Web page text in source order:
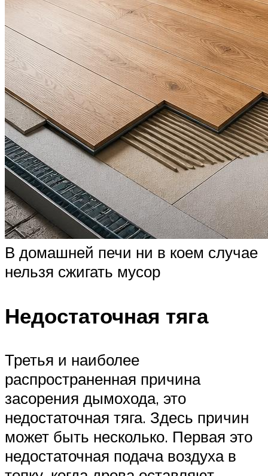
В домашней печи ни в коем случае
нельзя сжигать мусор
Недостаточная тяга
Третья и наиболее
распространенная причина
засорения дымохода, это
недостаточная тяга. Здесь причин
может быть несколько. Первая это
недостаточная подача воздуха в